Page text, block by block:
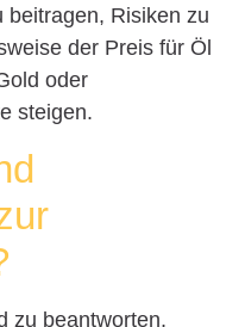
beitragen, Risiken zu
der Preis für Öl
oder
steigen.
zu beantworten,